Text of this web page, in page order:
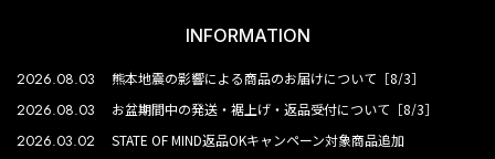
INFORMATION
2026.08.03 熊本地震の影響による商品のお届けについて［8/3］
2026.08.03 お盆期間中の発送・裾上げ・返品受付について［8/3］
2026.03.02 STATE OF MIND返品OKキャンペーン対象商品追加